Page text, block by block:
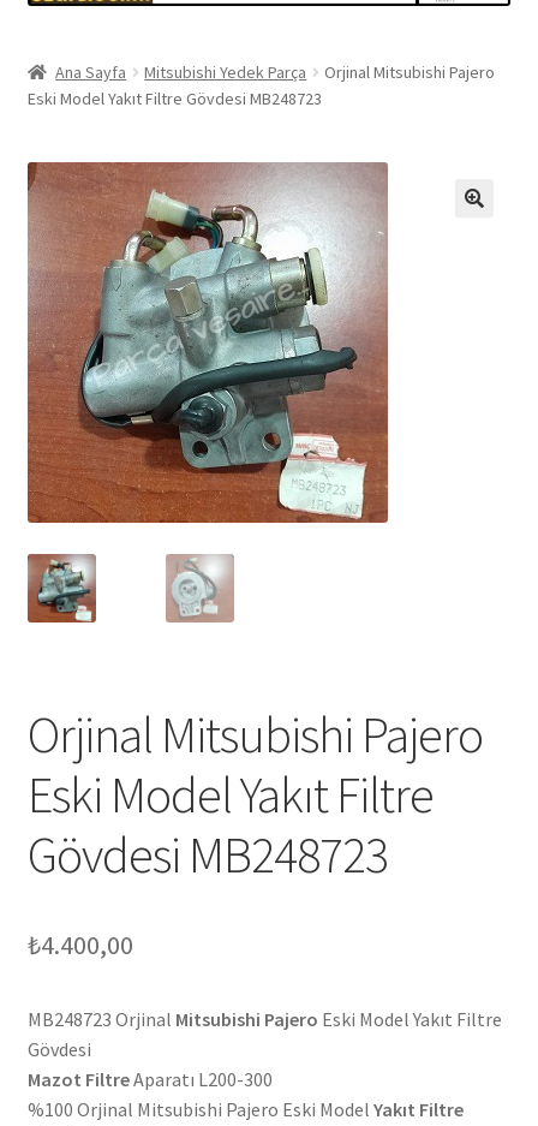
Ana Sayfa Mitsubishi Yedek Parça
Orjinal Mitsubishi Pajero
Eski Model Yakıt Filtre Gövdesi MB248723
Orjinal Mitsubishi Pajero
Eski Model Yakıt Filtre
Gövdesi MB248723
₺4.400,00
MB248723 Orjinal Mitsubishi Pajero Eski Model Yakıt Filtre
Gövdesi
Mazot FiltreAparatı L200-300
%100 Orjinal Mitsubishi Pajero Eski Model Yakıt Filtre